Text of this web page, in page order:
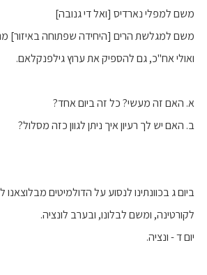
משם למפלי נארדיס [ואל די גנובה]
משם למגלשת הרים [היחידה שפתוחה באיזור] מראן
ואולי אח"כ, גם להספיק את ערוץ גילפנקלאם.
א. האם זה מעשי? כל זה ביום אחד?
ב. האם יש לך רעיון איך ניתן לגוון כזה מסלול?
ביום ג בכוונתינו לנסוע על הדולמיטים מבלוצאנו
לקורטינה, ומשם לבלונו, ובערב לונציה.
יום ד - ונציה.